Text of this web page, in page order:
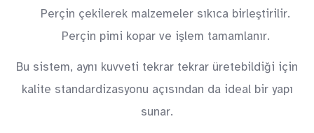
Perçin çekilerek malzemeler sıkıca birleştirilir.
Perçin pimi kopar ve işlem tamamlanır.
Bu sistem, aynı kuvveti tekrar tekrar üretebildiği için
kalite standardizasyonu açısından da ideal bir yapı
sunar.